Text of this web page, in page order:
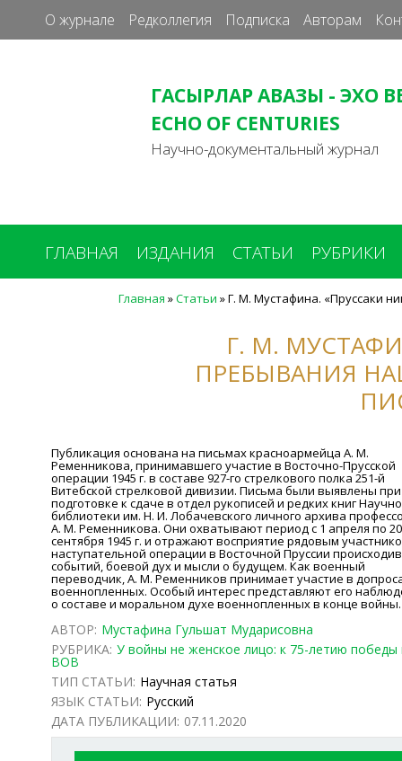
О журнале Редколлегия Подписка Авторам
ГАСЫРЛАР АВАЗЫ - ЭХО
ECHO OF CENTURIES
Научно-документальный журнал
ГЛАВНАЯ ИЗДАНИЯ СТАТЬИ РУБРИКИ
Главная »Статьи »Г. М. Мустафина. «Пруссаки
Г. М.
ПРЕБЫВАНИЯ
Публикация основана на письмах красноармейца А. М.
Ременникова, принимавшего участие в Восточно-Прусской
операции 1945 г. в составе 927-го стрелкового полка 251-й
Витебской стрелковой дивизии. Письма были выявлены при
подготовке к сдаче в отдел рукописей и редких книг
библиотеки им. Н. И. Лобачевского личного архива
А. М. Ременникова. Они охватывают период с 1 апреля по 20
сентября 1945 г. и отражают восприятие рядовым
наступательной операции в Восточной Пруссии
событий, боевой дух и мысли о будущем. Как военный
переводчик, А. М. Ременников принимает участие в
военнопленных. Особый интерес представляют его
о составе и моральном духе военнопленных в конце войны.
АВТОР: Мустафина Гульшат Мударисовна
РУБРИКА: У войны не женское лицо: к 75-летию победы
ВОВ
ТИП СТАТЬИ: Научная статья
ЯЗЫК СТАТЬИ: Русский
ДАТА ПУБЛИКАЦИИ: 07.11.2020